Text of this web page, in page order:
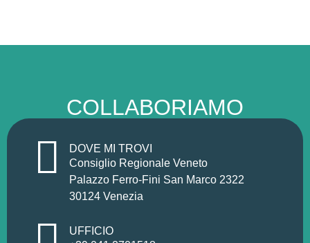
COLLABORIAMO
DOVE MI TROVI
Consiglio Regionale Veneto
Palazzo Ferro-Fini San Marco 2322
30124 Venezia
UFFICIO